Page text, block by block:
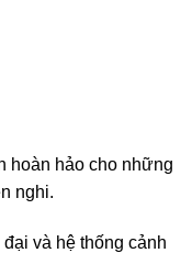
hoàn hảo cho những
nghi.
và hệ thống cảnh